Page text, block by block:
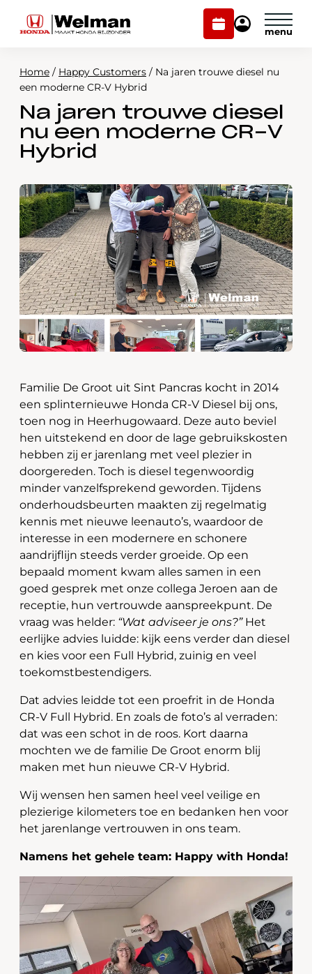
Plan
onderhoud
Mijn
Modellen
Voorraad
Onderhoud en service
Over ons
Webshop
Contact
Plan onderhoud
Home / Happy Customers / Na jaren trouwe diesel nu
een moderne CR-V Hybrid
Na jaren trouwe diesel
nu een moderne CR-V
Hybrid
Familie De Groot uit Sint Pancras kocht in 2014
een splinternieuwe Honda CR-V Diesel bij ons,
toen nog in Heerhugowaard. Deze auto beviel
hen uitstekend en door de lage gebruikskosten
hebben zij er jarenlang met veel plezier in
doorgereden. Toch is diesel tegenwoordig
minder vanzelfsprekend geworden. Tijdens
onderhoudsbeurten maakten zij regelmatig
kennis met nieuwe leenauto’s, waardoor de
interesse in een modernere en schonere
aandrijflijn steeds verder groeide. Op een
bepaald moment kwam alles samen in een
goed gesprek met onze collega Jeroen aan de
receptie, hun vertrouwde aanspreekpunt. De
vraag was helder: “Wat adviseer je ons?” Het
eerlijke advies luidde: kijk eens verder dan diesel
en kies voor een Full Hybrid, zuinig en veel
toekomstbestendigers.
Dat advies leidde tot een proefrit in de Honda
CR-V Full Hybrid. En zoals de foto’s al verraden:
dat was een schot in de roos. Kort daarna
mochten we de familie De Groot enorm blij
maken met hun nieuwe CR-V Hybrid.
Wij wensen hen samen heel veel veilige en
plezierige kilometers toe en bedanken hen voor
het jarenlange vertrouwen in ons team.
Namens het gehele team: Happy with Honda!